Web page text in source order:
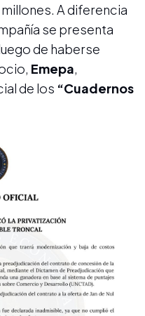
millones. A diferencia
se presenta
de haberse
Emepa,
de los “Cuadernos